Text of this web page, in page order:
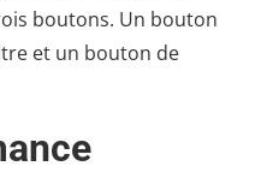
boutons. Un bouton
et un bouton de